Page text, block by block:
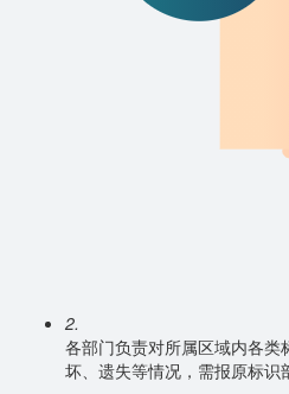
2.
各部门负责对所属区域内各
坏、遗失等情况，需报原标识